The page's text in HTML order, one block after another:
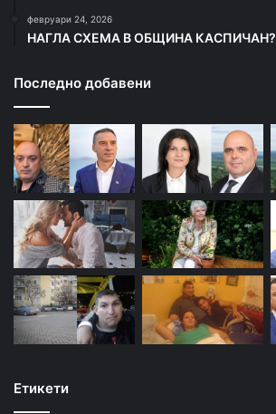
февруари 24, 2026
НАГЛА СХЕМА В ОБЩИНА КАСПИЧАН?
Последно добавени
Етикети